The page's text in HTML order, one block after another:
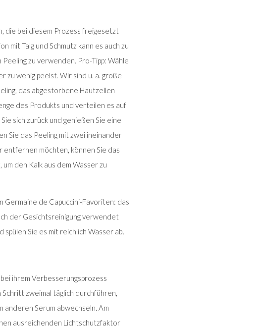
die bei diesem Prozess freigesetzt
mit Talg und Schmutz kann es auch zu
zu verwenden. Pro-Tipp: Wähle
zu wenig peelst. Wir sind u. a. große
das abgestorbene Hautzellen
des Produkts und verteilen es auf
sich zurück und genießen Sie eine
Sie das Peeling mit zwei ineinander
entfernen möchten, können Sie das
den Kalk aus dem Wasser zu
Germaine de Capuccini-Favoriten: das
der Gesichtsreinigung verwendet
Sie es mit reichlich Wasser ab.
ihrem Verbesserungsprozess
zweimal täglich durchführen,
Serum abwechseln. Am
ausreichenden Lichtschutzfaktor